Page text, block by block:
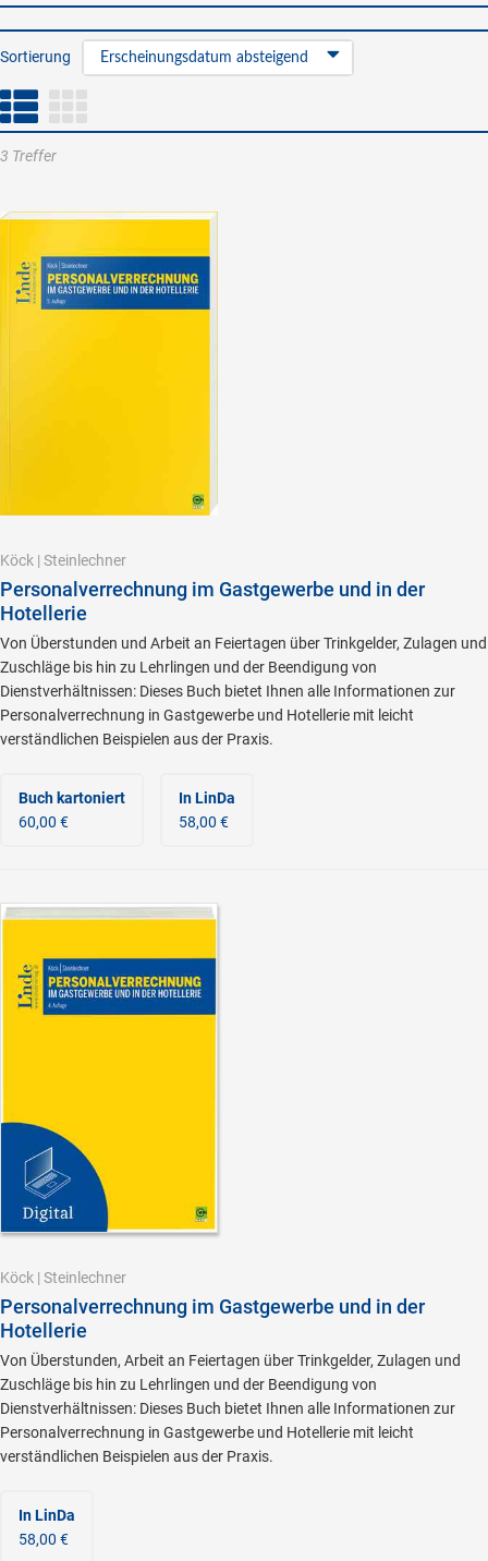
Sortierung Erscheinungsdatum absteigend
3 Treffer
Köck | Steinlechner
Personalverrechnung im Gastgewerbe und in der
Hotellerie
Von Überstunden und Arbeit an Feiertagen über Trinkgelder, Zulagen und
Zuschläge bis hin zu Lehrlingen und der Beendigung von
Dienstverhältnissen: Dieses Buch bietet Ihnen alle Informationen zur
Personalverrechnung in Gastgewerbe und Hotellerie mit leicht
verständlichen Beispielen aus der Praxis.
Buch kartoniert
60,00 €
In LinDa
58,00 €
Köck | Steinlechner
Personalverrechnung im Gastgewerbe und in der
Hotellerie
Von Überstunden, Arbeit an Feiertagen über Trinkgelder, Zulagen und
Zuschläge bis hin zu Lehrlingen und der Beendigung von
Dienstverhältnissen: Dieses Buch bietet Ihnen alle Informationen zur
Personalverrechnung in Gastgewerbe und Hotellerie mit leicht
verständlichen Beispielen aus der Praxis.
In LinDa
58,00 €